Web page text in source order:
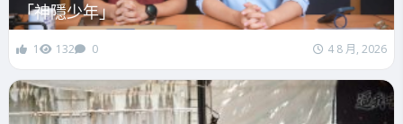
「神隱少年」
1 132 0 4 8 月, 2026